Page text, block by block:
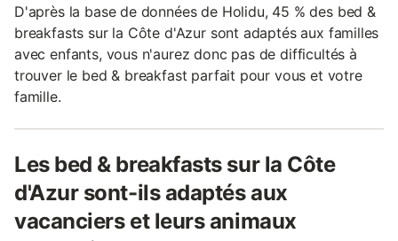
D'après la base de données de Holidu, 45 % des bed &
breakfasts sur la Côte d'Azur sont adaptés aux familles
avec enfants, vous n'aurez donc pas de difficultés à
trouver le bed & breakfast parfait pour vous et votre
famille.
Les bed & breakfasts sur la Côte
d'Azur sont-ils adaptés aux
vacanciers et leurs animaux